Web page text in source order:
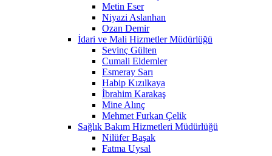
Metin Eser
Niyazi Aslanhan
Ozan Demir
İdari ve Mali Hizmetler Müdürlüğü
Sevinç Gülten
Cumali Eldemler
Esmeray Sarı
Habip Kızılkaya
İbrahim Karakaş
Mine Alınç
Mehmet Furkan Çelik
Sağlık Bakım Hizmetleri Müdürlüğü
Nilüfer Başak
Fatma Uysal